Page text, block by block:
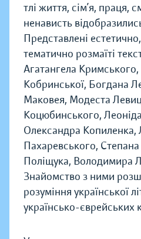
тлі життя, сім’я, праця,
ненависть
Представлені
тематично розмаїті
Агатангела Кримського,
Кобринської, Богдана
Маковея, Модеста
Коцюбинського,
Олександра Копиленка,
Пахаревського,
Поліщука, Володимира
Знайомство з ними
розуміння української
українсько-єврейських